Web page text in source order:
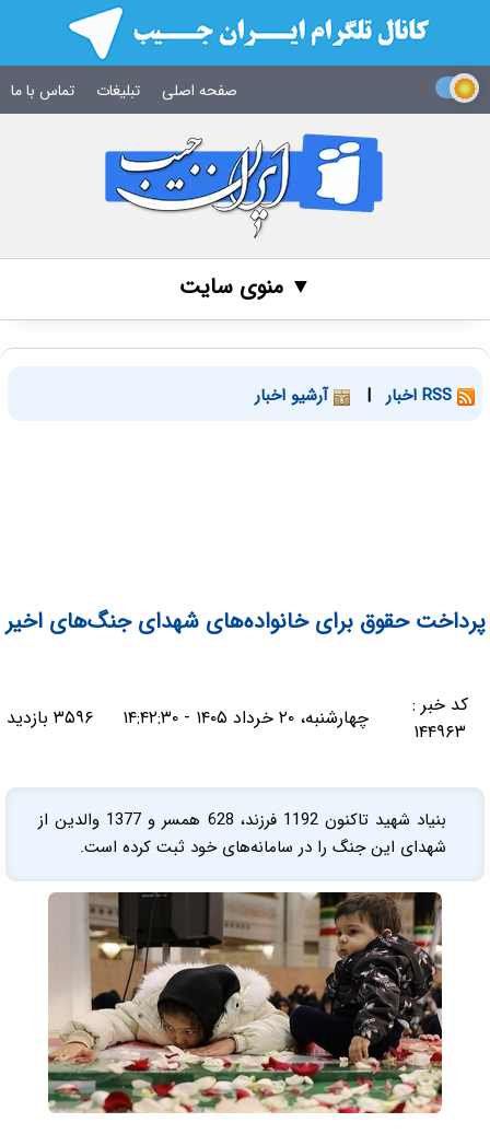
صفحه اصلی تبلیغات تماس با ما
▼ منوی سایت
| آرشیو اخبار
پرداخت حقوق برای خانواده‌های شهدای جنگ‌های اخیر
کد خبر :
۱۴۴۹۶۳
چهارشنبه، ۲۰ خرداد ۱۴۰۵ - ۱۴:۴۲:۳۰ ۳۵۹۶ بازدید
بنیاد شهید تاکنون 1192 فرزند، 628 همسر و 1377 والدین از
شهدای این جنگ را در سامانه‌های خود ثبت کرده است.